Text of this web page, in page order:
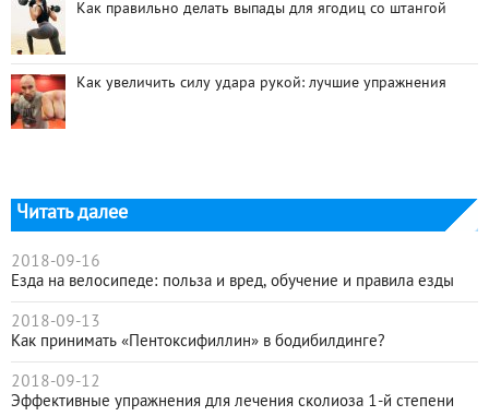
Как правильно делать выпады для ягодиц со штангой
Как увеличить силу удара рукой: лучшие упражнения
Читать далее
2018-09-16
Езда на велосипеде: польза и вред, обучение и правила езды
2018-09-13
Как принимать «Пентоксифиллин» в бодибилдинге?
2018-09-12
Эффективные упражнения для лечения сколиоза 1-й степени